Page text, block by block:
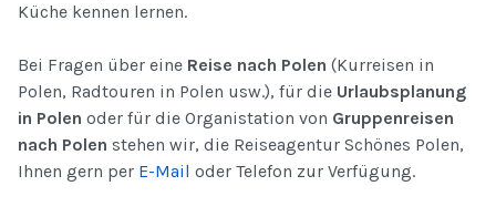
Küche kennen lernen.
Bei Fragen über eine Reise nach Polen (Kurreisen in
Polen, Radtouren in Polen usw.), für die Urlaubsplanung
in Polen oder für die Organistation von Gruppenreisen
nach Polen stehen wir, die Reiseagentur Schönes Polen,
Ihnen gern per E-Mail oder Telefon zur Verfügung.